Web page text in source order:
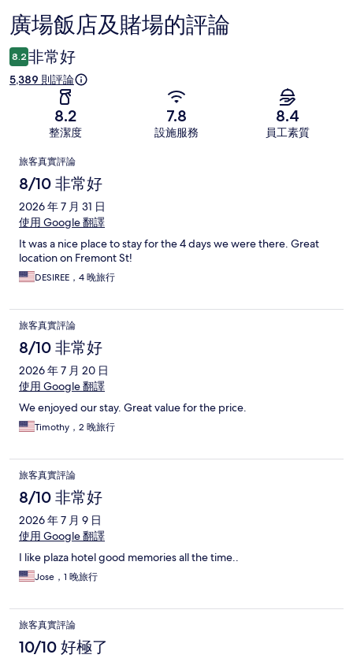
評
論
廣場飯店及賭場的評論
8.2 非常好
5,389 則評論
8.2
整潔度
7.8
設施服務
8.4
員工素質
評
論
旅客真實評論
8/10 非常好
2026 年 7 月 31 日
使用 Google 翻譯
It was a nice place to stay for the 4 days we were there. Great
location on Fremont St!
DESIREE，4 晚旅行
旅客真實評論
8/10 非常好
2026 年 7 月 20 日
使用 Google 翻譯
We enjoyed our stay. Great value for the price.
Timothy，2 晚旅行
旅客真實評論
8/10 非常好
2026 年 7 月 9 日
使用 Google 翻譯
I like plaza hotel good memories all the time..
Jose，1 晚旅行
旅客真實評論
10/10 好極了